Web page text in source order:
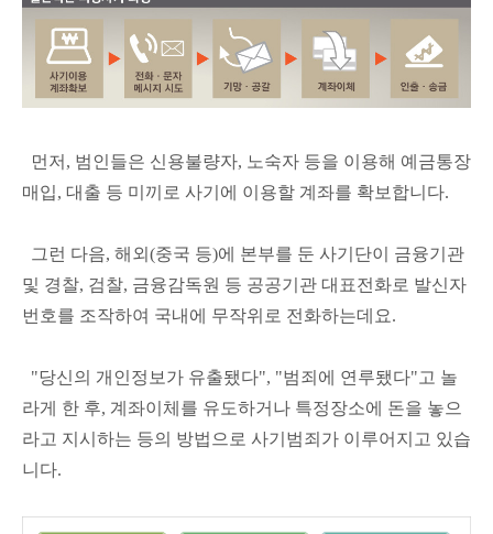
먼저, 범인들은 신용불량자, 노숙자 등을 이용해 예금통장
매입, 대출 등 미끼로 사기에 이용할 계좌를 확보합니다.
그런 다음, 해외(중국 등)에 본부를 둔 사기단이 금융기관
및 경찰, 검찰, 금융감독원 등 공공기관 대표전화로 발신자
번호를 조작하여 국내에 무작위로 전화하는데요.
"당신의 개인정보가 유출됐다", "범죄에 연루됐다"고 놀
라게 한 후, 계좌이체를 유도하거나 특정장소에 돈을 놓으
라고 지시하는 등의 방법으로 사기범죄가 이루어지고 있습
니다.